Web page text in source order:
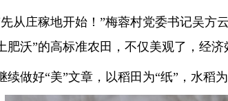
庄稼地开始！”梅蓉村党委书记吴方云
肥沃”的高标准农田，不仅美观了，经济
好“美”文章，以稻田为“纸”，水稻为